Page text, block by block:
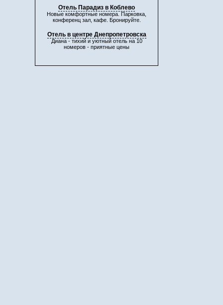
Отель Парадиз в Коблево
Новые комфортные номера. Парковка,
конференц зал, кафе. Бронируйте.
Отель в центре Днепропетровска
Диана - тихий и уютный отель на 10
номеров - приятные цены